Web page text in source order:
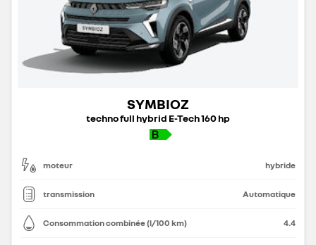
SYMBIOZ
techno full hybrid E-Tech 160 hp
moteur hybride
transmission Automatique
Consommation combinée (l/100 km) 4.4